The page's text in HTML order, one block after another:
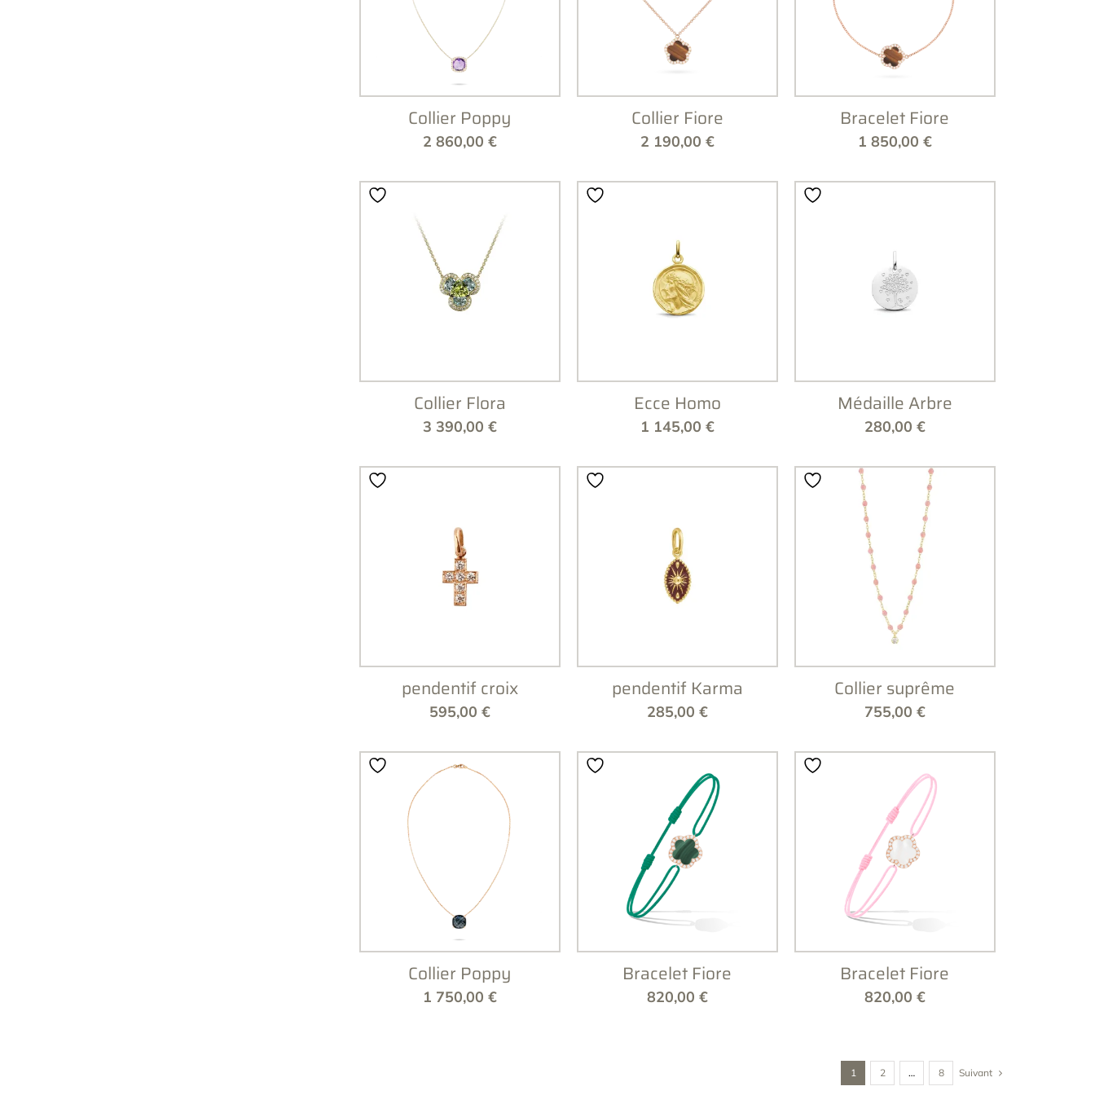
Collier Poppy
2 860,00 €
Collier Fiore
2 190,00 €
Bracelet Fiore
1 850,00 €
Collier Flora
3 390,00 €
Ecce Homo
1 145,00 €
Médaille Arbre
280,00 €
pendentif croix
595,00 €
pendentif Karma
285,00 €
Collier suprême
755,00 €
Collier Poppy
1 750,00 €
Bracelet Fiore
820,00 €
Bracelet Fiore
820,00 €
1 2 … 8 Suivant